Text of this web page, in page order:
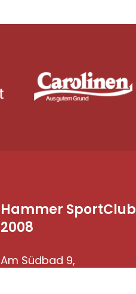
Hammer SportClub
2008
Am Südbad 9,